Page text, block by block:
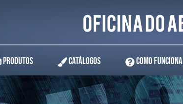
Produtos Catálogos Como Funciona